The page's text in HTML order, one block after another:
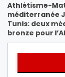
Athlétisme-
méditerranée
Tunis: deux
bronze pour